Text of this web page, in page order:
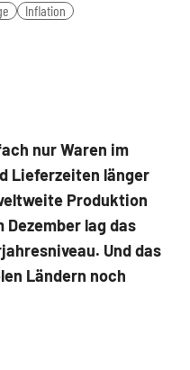
Inflation
nur Waren im
Lieferzeiten länger
Produktion
lag das
Und das
Ländern noch